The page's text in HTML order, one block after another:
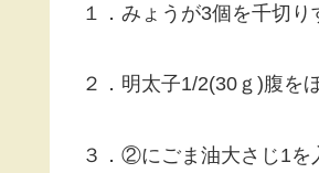
１．みょうが3個を千切り
２．明太子1/2(30ｇ)腹を
３．②にごま油大さじ1を